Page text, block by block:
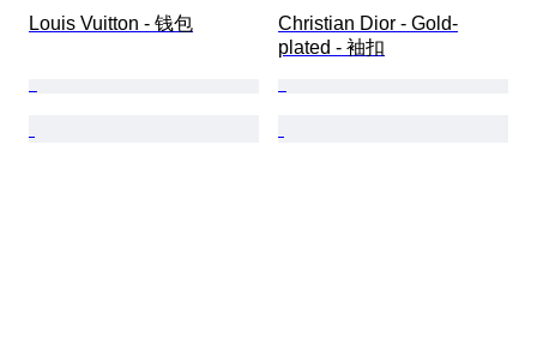
Louis Vuitton - 钱包
Christian Dior - Gold-
plated - 袖扣